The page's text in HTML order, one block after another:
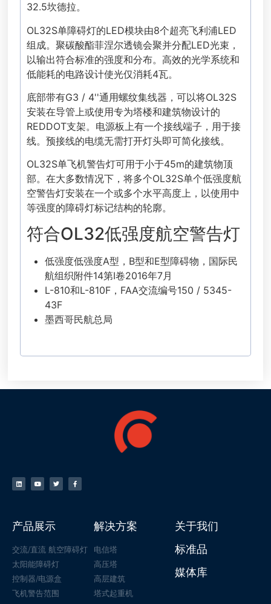
32.5坎德拉。
OL32S单障碍灯的LED模块由8个超亮飞利浦LED
组成。聚碳酸酯菲涅尔透镜会聚并分配LED光束，
以输出符合标准的强度和分布。高效的光学系统和
低能耗的电路设计使光仅消耗4瓦。
底部带有G3 / 4''通用螺纹集线器，可以将OL32S
安装在导管上或使用专为塔楼和建筑物设计的
REDDOT支架。电源板上有一个接线端子，用于接
线。预接线的电缆无需打开灯头即可简化接线。
OL32S单飞机警告灯可用于小于45m的建筑物顶
部。在大多数情况下，将多个OL32S单个低强度航
空警告灯安装在一个或多个水平高度上，以使用中
等强度的障碍灯标记结构的轮廓。
符合OL32低强度航空警告灯
低强度低强度A型，B型和E型障碍物，国际民
航组织附件14第I卷2016年7月
L-810和L-810F，FAA交流编号150 / 5345-
43F
墨西哥民航总局
产品展示
交流/直流 航空障碍灯
太阳能障碍灯
控制器/电源盒
飞机警告范围
解决方案
电信塔
高压塔
高层建筑
塔式起重机
关于我们
标准品
媒体库